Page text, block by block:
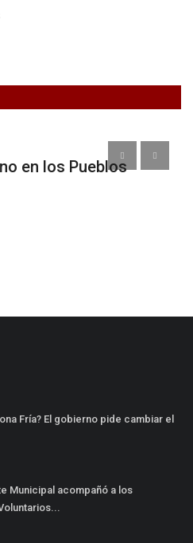
en los Pueblos
Fría? El gobierno pide cambiar el
Municipal acompañó a los